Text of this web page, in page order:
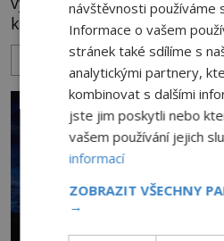
které se pouštějí do debat
pravidelnými vrcholy
Tento útvar však rozdělil i
skupinu. Zastánci umělého
nedokáží shodnout, jaká
vybudovat! Vrchol v
ZOBRAZIT VÍCE
návštěvnosti používáme
Informace o vašem
stránek také sdílíme s
analytickými partnery,
kombinovat s dalšími
jste jim poskytli nebo
vašem používání jejich
informací
ZOBRAZIT VŠECHNY
→